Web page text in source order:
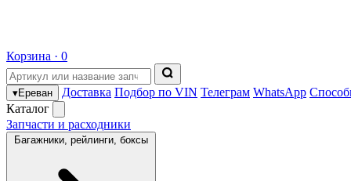
Корзина · 0
▾Ереван Доставка Подбор по VIN Телеграм WhatsApp
Каталог
Запчасти и расходники
Багажники, рейлинги, боксы